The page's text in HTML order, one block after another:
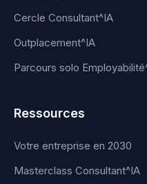
Cercle Consultant^IA
Outplacement^IA
Parcours solo
Ressources
Votre entreprise en 2030
Masterclass Consultant^IA